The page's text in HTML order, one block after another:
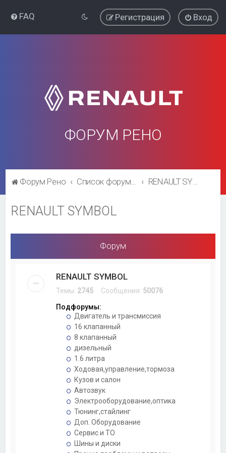
FAQ Вход
Регистрация
ФОРУМ РЕНО
Форум Рено Список форумов RENAULT SYMBOL
RENAULT SYMBOL
Форум
RENAULT SYMBOL
Темы: 2745 Сообщения: 50076
Подфорумы:
Двигатель и трансмиссия
16 клапанный
8 клапанный
дизельный
1.6 литра
Ходовая,управление,тормоза
Кузов и салон
Автозвук
Электрооборудование,оптика
Тюнинг,стайлинг
Доп. Оборудование
Сервис и ТО
Шины и диски